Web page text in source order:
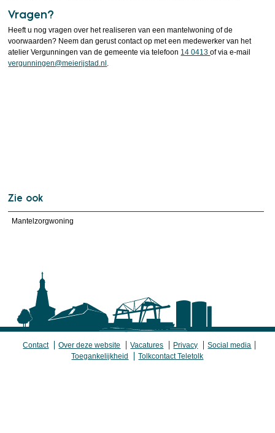
Vragen?
Heeft u nog vragen over het realiseren van een mantelwoning of de
voorwaarden? Neem dan gerust contact op met een medewerker van het
atelier Vergunningen van de gemeente via telefoon 14 0413of via e-mail
vergunningen@meierijstad.nl .
Zie ook
Mantelzorgwoning
Contact Over deze website Vacatures Privacy
Social media
Toegankelijkheid
Tolkcontact Teletolk